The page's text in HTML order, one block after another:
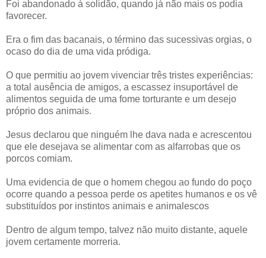
Foi abandonado à solidão, quando já não mais os podia
favorecer.
Era o fim das bacanais, o término das sucessivas orgias, o
ocaso do dia de uma vida pródiga.
O que permitiu ao jovem vivenciar três tristes experiências:
a total ausência de amigos, a escassez insuportável de
alimentos seguida de uma fome torturante e um desejo
próprio dos animais.
Jesus declarou que ninguém lhe dava nada e acrescentou
que ele desejava se alimentar com as alfarrobas que os
porcos comiam.
Uma evidencia de que o homem chegou ao fundo do poço
ocorre quando a pessoa perde os apetites humanos e os vê
substituídos por instintos animais e animalescos
Dentro de algum tempo, talvez não muito distante, aquele
jovem certamente morreria.